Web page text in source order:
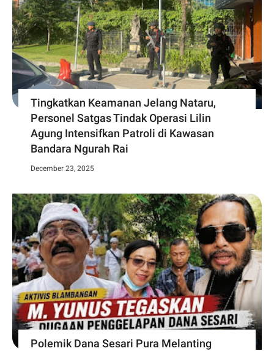
Tingkatkan Keamanan Jelang Nataru,
Personel Satgas Tindak Operasi Lilin
Agung Intensifkan Patroli di Kawasan
Bandara Ngurah Rai
December 23, 2025
Polemik Dana Sesari Pura Melanting